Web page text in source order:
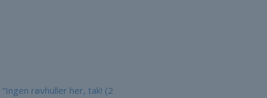
“Ingen røvhuller her, tak! (2